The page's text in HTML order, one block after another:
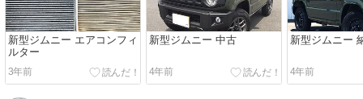
新型ジムニー エアコンフィ
ルター
3年前
新型ジムニー 中古
4年前
新型ジムニー
4年前